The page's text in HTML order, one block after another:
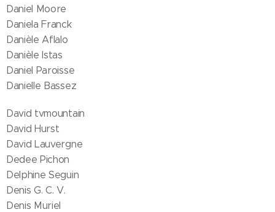
Daniel Moore
Daniela Franck
Danièle Aflalo
Danièle Istas
Daniel Paroisse
Danielle Bassez
David tvmountain
David Hurst
David Lauvergne
Dedee Pichon
Delphine Seguin
Denis G. C. V.
Denis Muriel